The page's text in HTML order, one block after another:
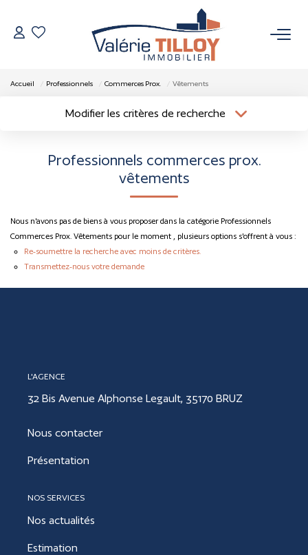
VENDRE
L’AGENCE
Qui Sommes Nous
ESTIMER
Accueil Professionnels Commerces Prox. Vêtements
Modifier les critères de recherche
Budget max
Professionnels commerces prox.
vêtements
Nous n'avons pas de biens à vous proposer dans la catégorie Professionnels
Commerces Prox. Vêtements pour le moment , plusieurs options s'offrent à vous :
Re-soumettre la recherche avec moins de critères.
Transmettez-nous votre demande
L'AGENCE
32 Bis Avenue Alphonse Legault, 35170 BRUZ
Nous contacter
Présentation
NOS SERVICES
Nos actualités
Estimation